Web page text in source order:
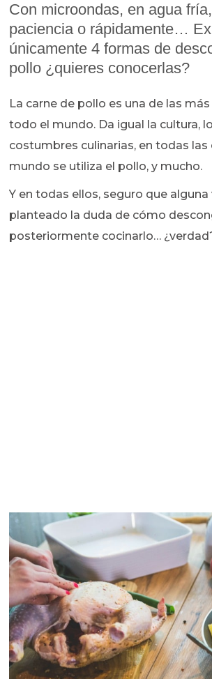
Con microondas, en agua
paciencia o rápidamente…
únicamente 4 formas de
pollo ¿quieres conocerlas?
La carne de pollo es una de las
todo el mundo. Da igual la cultura,
costumbres culinarias, en todas las
mundo se utiliza el pollo, y mucho.
Y en todas ellos, seguro que alguna
planteado la duda de cómo
posteriormente cocinarlo…